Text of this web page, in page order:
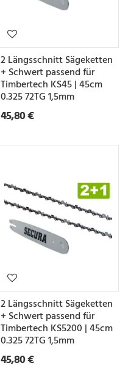
2 Längsschnitt Sägeketten
+ Schwert passend für
Timbertech KS45 | 45cm
0.325 72TG 1,5mm
45,80 €
2 Längsschnitt Sägeketten
+ Schwert passend für
Timbertech KS5200 | 45cm
0.325 72TG 1,5mm
45,80 €